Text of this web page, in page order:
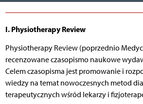
I. Physiotherapy Review
Physiotherapy Review (poprzednio
recenzowane czasopismo naukowe
Celem czasopisma jest promowanie i
wiedzy na temat nowoczesnych metod
terapeutycznych wśród lekarzy i